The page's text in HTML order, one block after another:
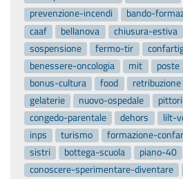
prevenzione-incendi
bando-
caaf
bellanova chiusura-estiva
sospensione
fermo-tir
benessere-oncologia
mit poste
bonus-cultura
food retribuzione
gelaterie
nuovo-ospedale
congedo-parentale
dehors lilt-
inps
turismo formazione-
sistri
bottega-scuola
piano-40
conoscere-sperimentare-diventare